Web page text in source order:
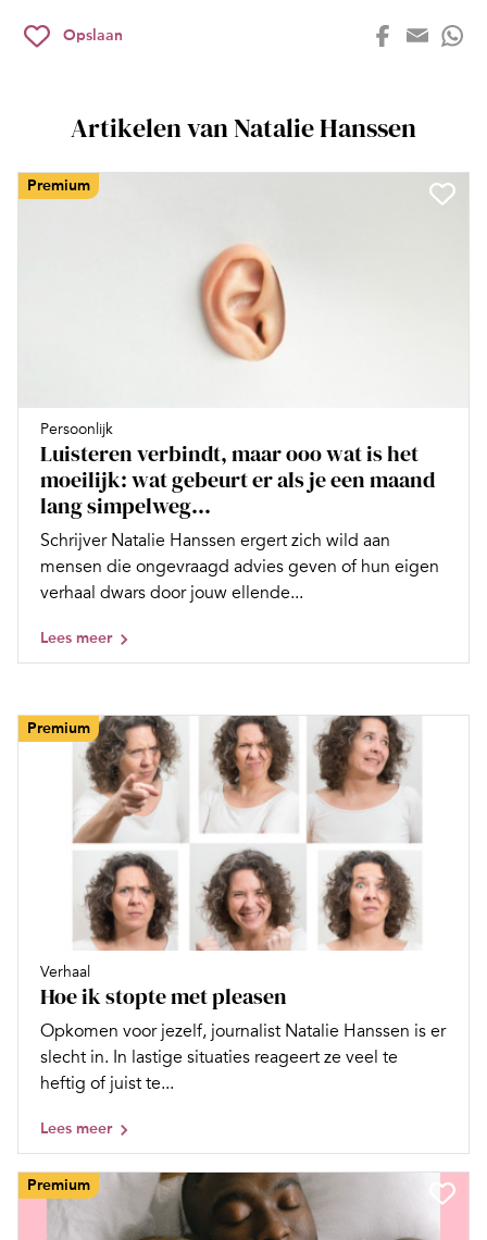
Opslaan
Artikelen van Natalie Hanssen
Premium
Persoonlijk
Luisteren verbindt, maar ooo wat is het
moeilijk: wat gebeurt er als je een maand
lang simpelweg...
Schrijver Natalie Hanssen ergert zich wild aan
mensen die ongevraagd advies geven of hun eigen
verhaal dwars door jouw ellende...
Lees meer
Premium
Verhaal
Hoe ik stopte met pleasen
Opkomen voor jezelf, journalist Natalie Hanssen is er
slecht in. In lastige situaties reageert ze veel te
heftig of juist te...
Lees meer
Premium